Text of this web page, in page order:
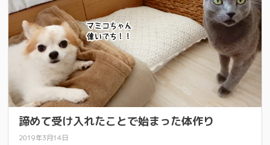
諦めて受け入れたことで始まった体作り
2019年3月14日